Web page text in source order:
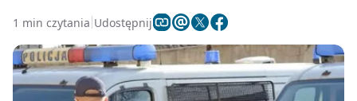
1 min czytania Udostępnij